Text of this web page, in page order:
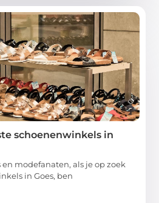
schoenenwinkels in
modefanaten, als je op zoek
in Goes, ben